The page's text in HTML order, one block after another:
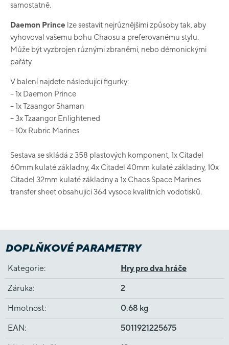
samostatně.
Daemon Prince lze sestavit nejrůznějšími způsoby tak, aby
vyhovoval vašemu bohu Chaosu a preferovanému stylu.
Může být vyzbrojen různými zbraněmi, nebo démonickými
pařáty.
V balení najdete následující figurky:
– 1x Daemon Prince
– 1x Tzaangor Shaman
– 3x Tzaangor Enlightened
– 10x Rubric Marines
Sestava se skládá z 358 plastových komponent, 1x Citadel
60mm kulaté základny, 4x Citadel 40mm kulaté základny, 10x
Citadel 32mm kulaté základny a 1x Chaos Space Marines
transfer sheet obsahující 364 vysoce kvalitních vodotisků.
DOPLŇKOVÉ PARAMETRY
Kategorie: Hry pro dva hráče
Záruka: 2
Hmotnost: 0.68 kg
EAN: 5011921225675